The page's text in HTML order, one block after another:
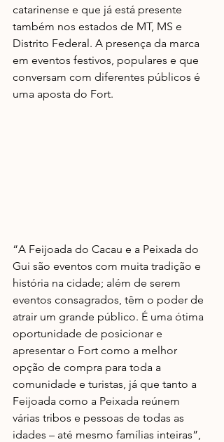
catarinense e que já está presente
também nos estados de MT, MS e
Distrito Federal. A presença da marca
em eventos festivos, populares e que
conversam com diferentes públicos é
uma aposta do Fort.
“A Feijoada do Cacau e a Peixada do
Gui são eventos com muita tradição e
história na cidade; além de serem
eventos consagrados, têm o poder de
atrair um grande público. É uma ótima
oportunidade de posicionar e
apresentar o Fort como a melhor
opção de compra para toda a
comunidade e turistas, já que tanto a
Feijoada como a Peixada reúnem
várias tribos e pessoas de todas as
idades – até mesmo famílias inteiras”,